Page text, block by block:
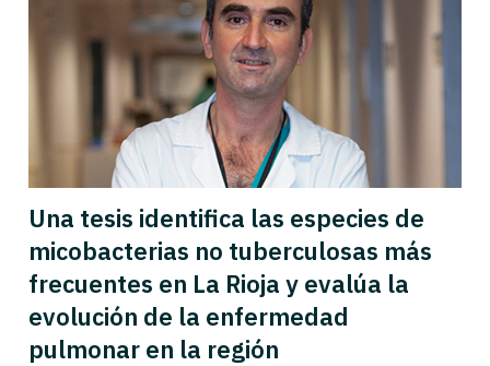
Una tesis identifica las especies de
micobacterias no tuberculosas más
frecuentes en La Rioja y evalúa la
evolución de la enfermedad
pulmonar en la región